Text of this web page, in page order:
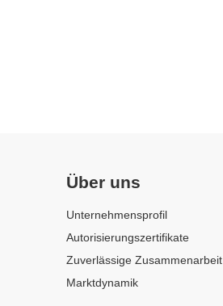
Über uns
Unternehmensprofil
Autorisierungszertifikate
Zuverlässige Zusammenarbeit
Marktdynamik